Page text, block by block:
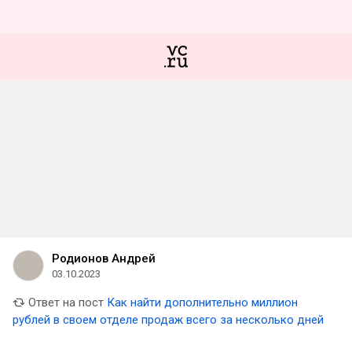
Родионов Андрей
03.10.2023
Ответ на пост Как найти дополнительно миллион
рублей в своем отделе продаж всего за несколько дней